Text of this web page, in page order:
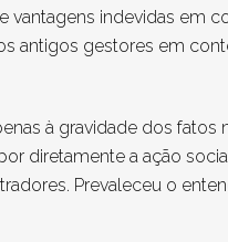
indevidas em
antigos gestores em
à gravidade dos fatos
diretamente a ação
Prevaleceu o